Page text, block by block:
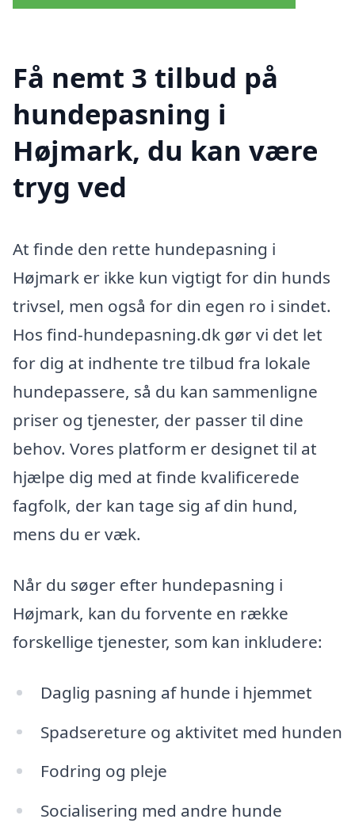
Få nemt 3 tilbud på
hundepasning i
Højmark, du kan være
tryg ved
At finde den rette hundepasning i
Højmark er ikke kun vigtigt for din hunds
trivsel, men også for din egen ro i sindet.
Hos find-hundepasning.dk gør vi det let
for dig at indhente tre tilbud fra lokale
hundepassere, så du kan sammenligne
priser og tjenester, der passer til dine
behov. Vores platform er designet til at
hjælpe dig med at finde kvalificerede
fagfolk, der kan tage sig af din hund,
mens du er væk.
Når du søger efter hundepasning i
Højmark, kan du forvente en række
forskellige tjenester, som kan inkludere:
Daglig pasning af hunde i hjemmet
Spadsereture og aktivitet med hunden
Fodring og pleje
Socialisering med andre hunde